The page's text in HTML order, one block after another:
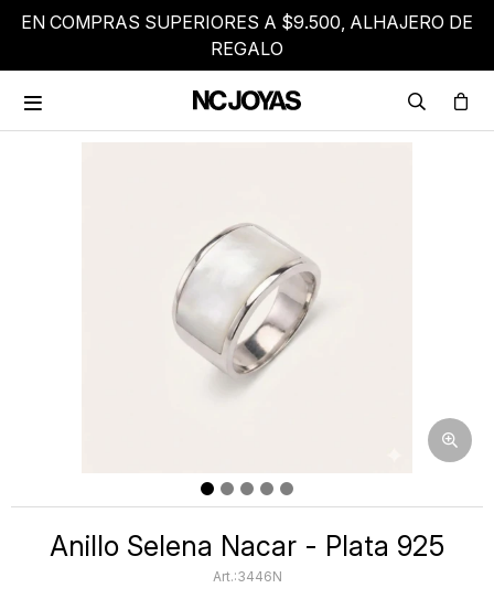
EN COMPRAS SUPERIORES A $9.500, ALHAJERO DE
REGALO

Anillo Selena Nacar - Plata 925
3446N